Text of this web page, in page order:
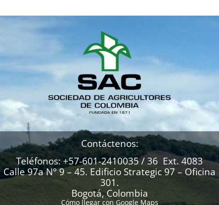
Contáctenos:
Teléfonos: +57-601-2410035 / 36 Ext. 4083
Calle 97a N° 9 – 45. Edificio Strategic 97 – Oficina
301.
Bogotá, Colombia
Cómo llegar con Google Maps